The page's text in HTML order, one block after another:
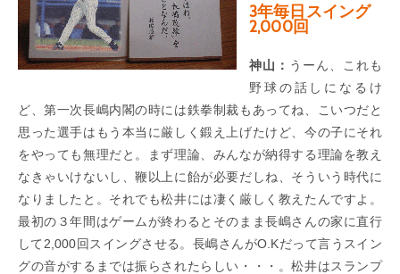
3年毎日スイング
2,000回
神山： うーん、これも
野球の話しになるけ
ど、第一次長嶋内閣の時には鉄拳制裁もあってね、こいつだと
思った選手はもう本当に厳しく鍛え上げたけど、今の子にそれ
をやっても無理だと。まず理論、みんなが納得する理論を教え
なきゃいけないし、鞭以上に飴が必要だしね、そういう時代に
なりましたと。それでも松井には凄く厳しく教えたんですよ。
最初の３年間はゲームが終わるとそのまま長嶋さんの家に直行
して2,000回スイングさせる。長嶋さんがO.Kだって言うスイン
グの音がするまでは振らされたらしい・・・。松井はスランプ